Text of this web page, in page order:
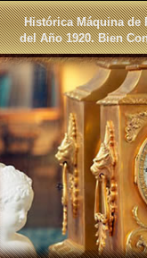
Histórica Máquina de
del Año 1920. Bien